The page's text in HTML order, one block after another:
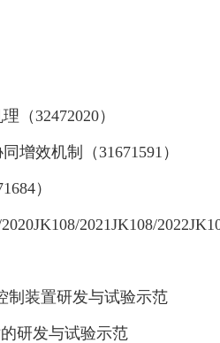
（32472020）
增效机制（31671591 ）
）
2021JK108/
制装置研发与试验示范
研发与试验示范